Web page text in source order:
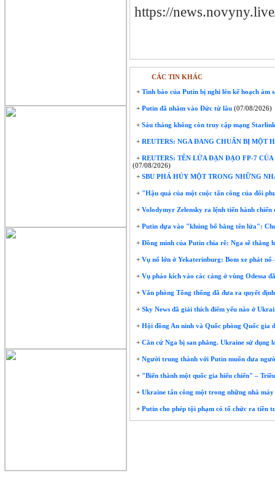
https://
CÁC TIN KHÁC
+ Tình báo của Putin bị nghi lên kế hoạch ám
+ Putin đã nhắm vào Đức từ lâu (07/08/2026)
+ Sáu tháng không còn truy cập mạng
+ REUTERS: NGA ĐANG CHUẨN BỊ MỘT
+ REUTERS: TÊN LỬA ĐẠN ĐẠO FP-7
(07/08/2026)
+ SBU PHÁ HỦY MỘT TRONG NHỮNG
+ "Hậu quả của một cuộc tấn công của đối
+ Volodymyr Zelensky ra lệnh tiến hành
+ Putin dựa vào "khủng bố bằng tên lửa":
+ Đồng minh của Putin chia rẽ: Nga sẽ thắng
+ Vụ nổ lớn ở Yekaterinburg: Bom xe phát
+ Vụ pháo kích vào các cảng ở vùng Odessa
+ Văn phòng Tổng thống đã đưa ra quyết
+ Sky News đã giải thích điểm yếu nào ở
+ Hội đồng An ninh và Quốc phòng Quốc gia
+ Căn cứ Nga bị san phẳng. Ukraine sử dụng
+ Người trung thành với Putin muốn đưa
+ "Biến thành một quốc gia hiếu chiến" –
+ Ukraine tấn công một trong những nhà
+ Putin cho phép tội phạm có tổ chức ra tiền